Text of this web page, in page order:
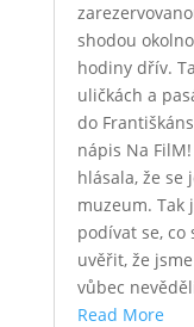
shodou
hodiny dřív.
uličkách a
do
nápis Na
hlásala, že se
muzeum. Tak
podívat se,
uvěřit, že
vůbec
Read More